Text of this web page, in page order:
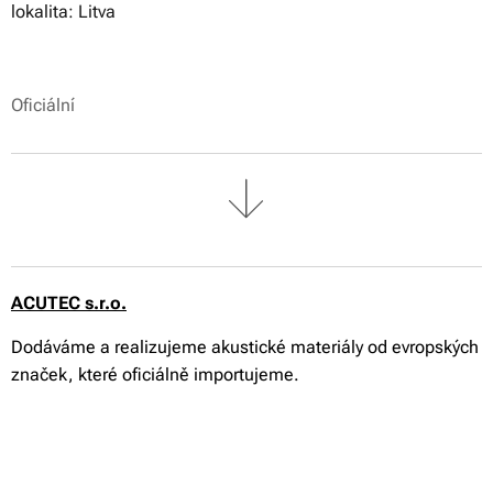
lokalita: Litva
Oficiální
ACUTEC s.r.o.
Dodáváme a realizujeme akustické materiály od evropských
značek, které oficiálně importujeme.